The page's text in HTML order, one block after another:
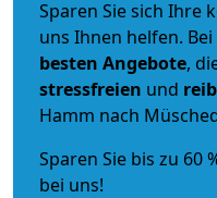
Sparen Sie sich Ihre
uns Ihnen helfen.
besten Angebote,
stressfreien und
Hamm nach
Sparen Sie bis zu 60
bei uns!